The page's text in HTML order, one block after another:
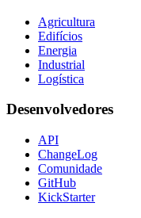
Agricultura
Edifícios
Energia
Industrial
Logística
Desenvolvedores
API
ChangeLog
Comunidade
GitHub
KickStarter